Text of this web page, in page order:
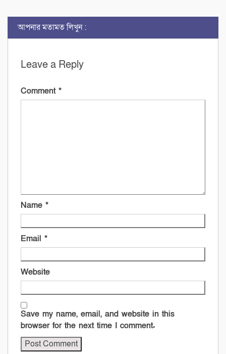
আপনার মতামত লিখুন :
Leave a Reply
Comment *
Name *
Email *
Website
Save my name, email, and website in this
browser for the next time I comment.